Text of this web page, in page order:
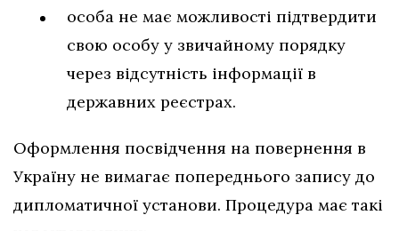
особа не має можливості підтвердити
свою особу у звичайному порядку
через відсутність інформації в
державних реєстрах.
Оформлення посвідчення на повернення в
Україну не вимагає попереднього запису до
дипломатичної установи. Процедура має такі